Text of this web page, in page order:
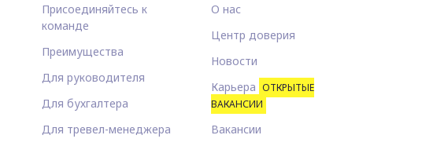
Присоединяйтесь к
команде
Преимущества
Для руководителя
Для бухгалтера
Для тревел-менеджера
О нас
Центр доверия
Новости
Карьера ОТКРЫТЫЕ
ВАКАНСИИ
Вакансии